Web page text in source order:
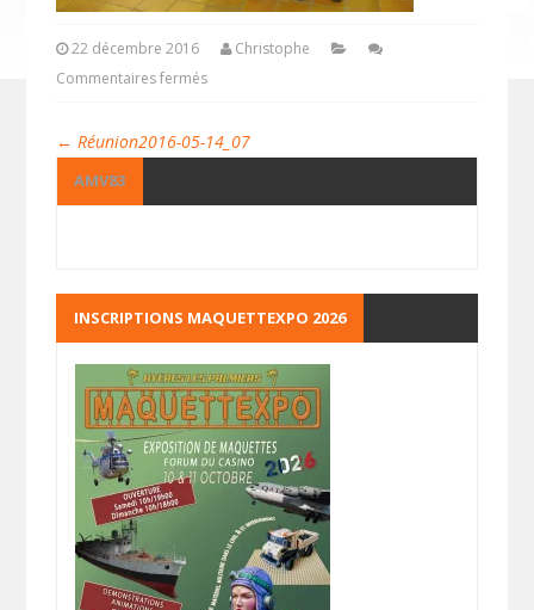
22 décembre 2016
Christophe
Commentaires fermés
← Réunion2016-05-14_07
AMV83
INSCRIPTIONS MAQUETTEXPO 2026